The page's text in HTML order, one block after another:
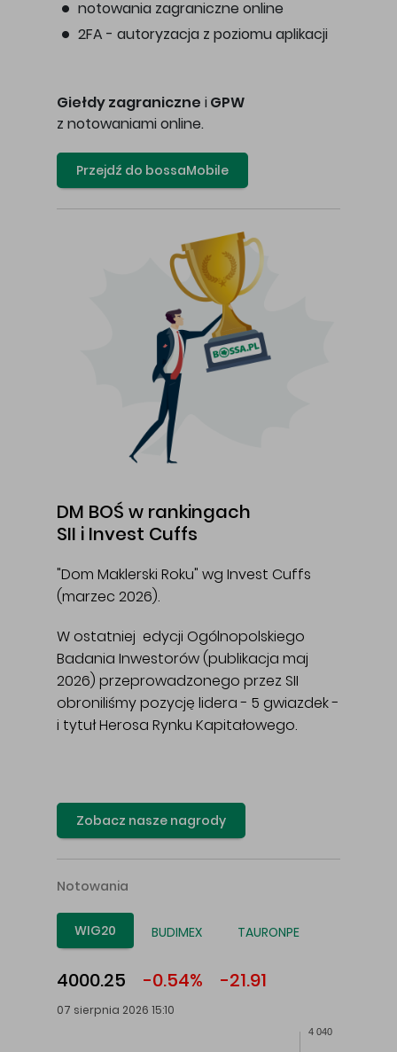
notowania zagraniczne online
2FA - autoryzacja z poziomu aplikacji
Giełdy zagraniczne i GPW
z notowaniami online.
Przejdź do bossaMobile
DM BOŚ w rankingach
SII i Invest Cuffs
"Dom Maklerski Roku" wg Invest Cuffs
(marzec 2026).
W ostatniej edycji Ogólnopolskiego
Badania Inwestorów (publikacja maj
2026) przeprowadzonego przez SII
obroniliśmy pozycję lidera - 5 gwiazdek -
i tytuł Herosa Rynku Kapitałowego.
Zobacz nasze nagrody
Notowania
WIG20 BUDIMEX TAURONPE
4000.25 -0.54% -21.91
07 sierpnia 2026 15:10
4 040